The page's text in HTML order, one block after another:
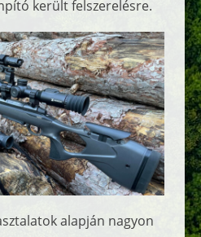
került felszerelésre.
alapján nagyon